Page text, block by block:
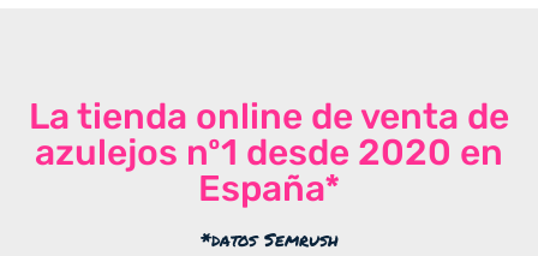
La tienda online de venta de
azulejos nº1 desde 2020 en
España*
*datos Semrush